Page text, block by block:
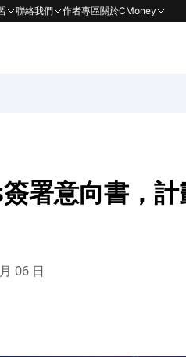
聯絡我們 作者專區關於CMoney
署意向書，
06 日